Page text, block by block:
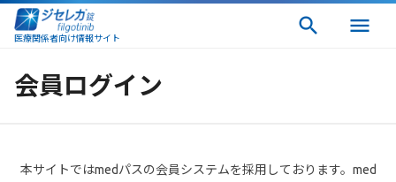
医療関係者向け情報サイト
会員ログイン
本サイトではmedパスの会員システムを採用しております。med